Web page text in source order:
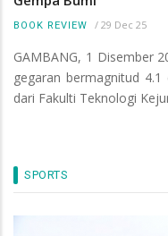
BOOK REVIEW / 29 Dec 25
GAMBANG, 1 Disember
gegaran bermagnitud
dari Fakulti Teknologi
SPORTS